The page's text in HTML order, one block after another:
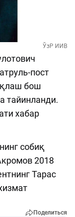
ЎзР ИИВ
пост
бош
тайинланди.
хабар
собиқ
2018
Тарас
Поделиться